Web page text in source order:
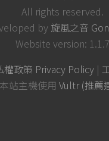
All rights reserved.
by 旋風之音
Website version: 1.1.7
權政策 Privacy Policy |
本站主機使用 Vultr (推薦